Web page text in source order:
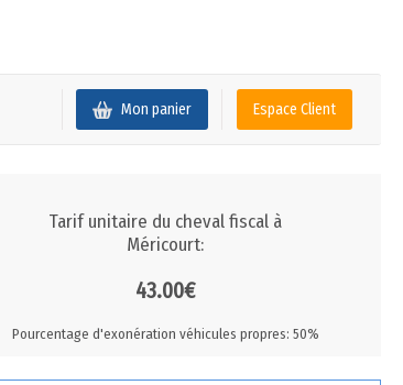
Espace Client
Mon panier
Tarif unitaire du cheval fiscal à
Méricourt:
43.00€
Pourcentage d'exonération véhicules propres: 50%